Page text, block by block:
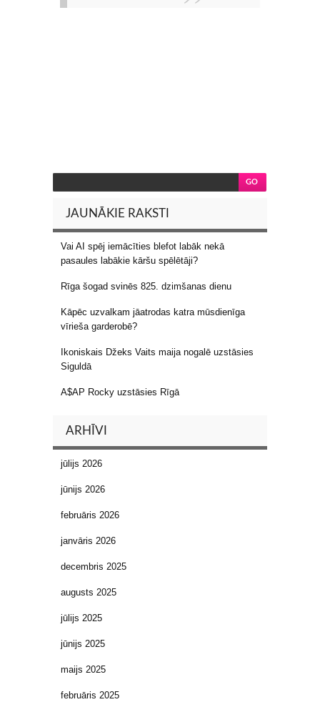
JAUNĀKIE RAKSTI
Vai AI spēj iemācīties blefot labāk nekā
pasaules labākie kāršu spēlētāji?
Rīga šogad svinēs 825. dzimšanas dienu
Kāpēc uzvalkam jāatrodas katra mūsdienīga
vīrieša garderobē?
Ikoniskais Džeks Vaits maija nogalē uzstāsies
Siguldā
A$AP Rocky uzstāsies Rīgā
ARHĪVI
jūlijs 2026
jūnijs 2026
februāris 2026
janvāris 2026
decembris 2025
augusts 2025
jūlijs 2025
jūnijs 2025
maijs 2025
februāris 2025